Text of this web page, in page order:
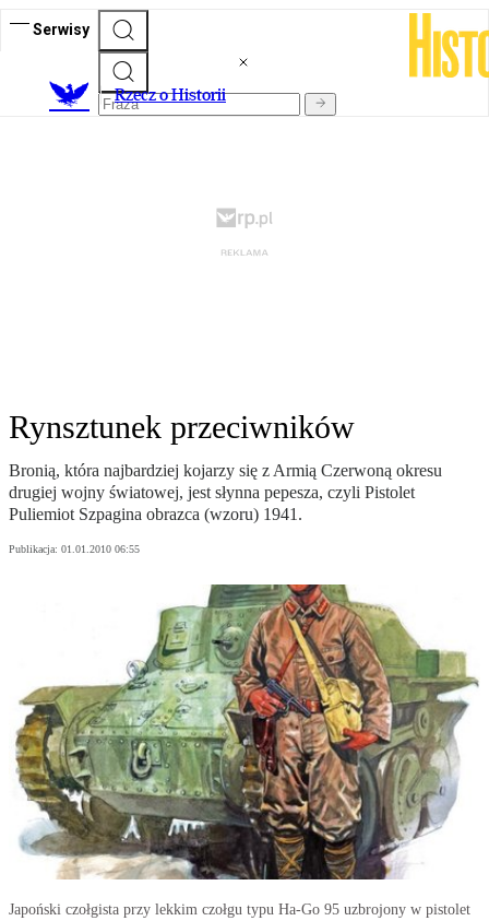
Serwisy
Rzecz o Historii
Rynsztunek przeciwników
Bronią, która najbardziej kojarzy się z Armią Czerwoną okresu
drugiej wojny światowej, jest słynna pepesza, czyli Pistolet
Puliemiot Szpagina obrazca (wzoru) 1941.
Publikacja: 01.01.2010 06:55
Japoński czołgista przy lekkim czołgu typu Ha-Go 95 uzbrojony w pistolet